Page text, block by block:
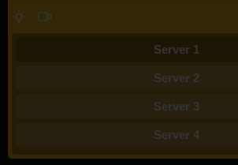
Server 1
Server 2
Server 3
Server 4